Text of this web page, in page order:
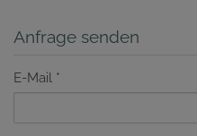
Anfrage senden
E-Mail